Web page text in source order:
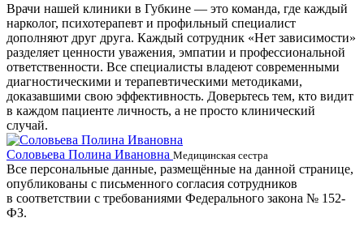
Врачи нашей клиники в Губкине — это команда, где каждый
нарколог, психотерапевт и профильный специалист
дополняют друг друга. Каждый сотрудник «Нет зависимости»
разделяет ценности уважения, эмпатии и профессиональной
ответственности. Все специалисты владеют современными
диагностическими и терапевтическими методиками,
доказавшими свою эффективность. Доверьтесь тем, кто видит
в каждом пациенте личность, а не просто клинический
случай.
Соловьева Полина Ивановна Медицинская сестра
Все персональные данные, размещённые на данной странице,
опубликованы с письменного согласия сотрудников
в соответствии с требованиями Федерального закона № 152-
ФЗ.